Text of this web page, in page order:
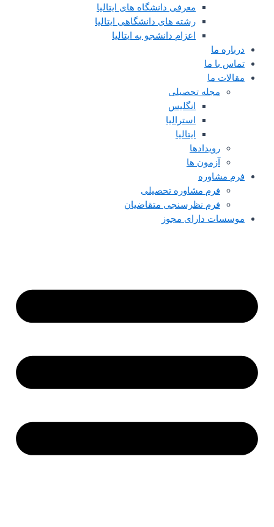
معرفی دانشگاه های ایتالیا
رشته های دانشگاهی ایتالیا
اعزام دانشجو به ایتالیا
درباره ما
تماس با ما
مقالات ما
مجله تحصیلی
انگلیس
استرالیا
ایتالیا
رویدادها
آزمون ها
فرم مشاوره
فرم مشاوره تحصیلی
فرم نظرسنجی متقاضیان
موسسات دارای مجوز